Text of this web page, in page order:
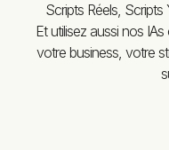
Scripts Réels,
Et utilisez aussi nos
votre business, votre